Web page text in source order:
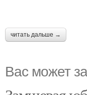
читать дальше →
Вас может